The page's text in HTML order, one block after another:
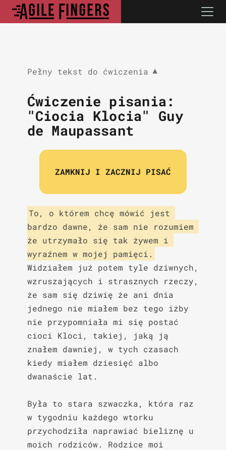
Pełny tekst do ćwiczenia ▼
Ćwiczenie pisania:
"Ciocia Klocia" Guy
de Maupassant
ZAMKNIJ I ZACZNIJ PISAĆ
To, o którem chcę mówić jest
bardzo dawne, że sam nie rozumiem
że utrzymało się tak żywem i
wyraźnem w mojej pamięci.
Widziałem już potem tyle dziwnych,
wzruszających i strasznych rzeczy,
że sam się dziwię że ani dnia
jednego nie miałem bez tego iżby
nie przypomniała mi się postać
cioci Kloci, takiej, jaką ją
znałem dawniej, w tych czasach
kiedy miałem dziesięć albo
dwanaście lat.
Była to stara szwaczka, która raz
w tygodniu każdego wtorku
przychodziła naprawiać bieliznę u
moich rodziców. Rodzice moi